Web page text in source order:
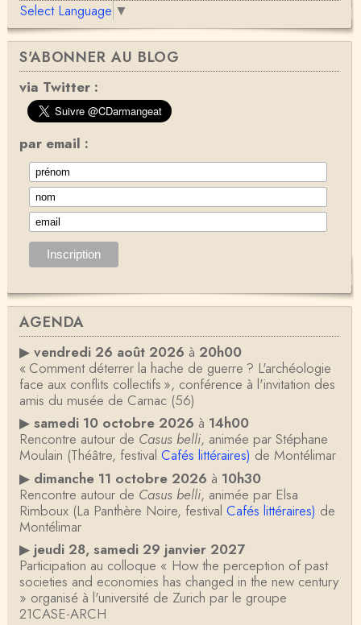
Select Language ▼
S'ABONNER AU BLOG
via Twitter :
par email :
AGENDA
▶ vendredi 26 août 2026 à 20h00
« Comment déterrer la hache de guerre ? L'archéologie
face aux conflits collectifs », conférence à l'invitation des
amis du musée de Carnac (56)
▶ samedi 10 octobre 2026 à 14h00
Rencontre autour de Casus belli, animée par Stéphane
Moulain (Théâtre, festival Cafés littéraires) de Montélimar
▶ dimanche 11 octobre 2026 à 10h30
Rencontre autour de Casus belli, animée par Elsa
Rimboux (La Panthère Noire, festival Cafés littéraires) de
Montélimar
▶ jeudi 28, samedi 29 janvier 2027
Participation au colloque « How the perception of past
societies and economies has changed in the new century
» organisé à l'université de Zurich par le groupe
21CASE-ARCH